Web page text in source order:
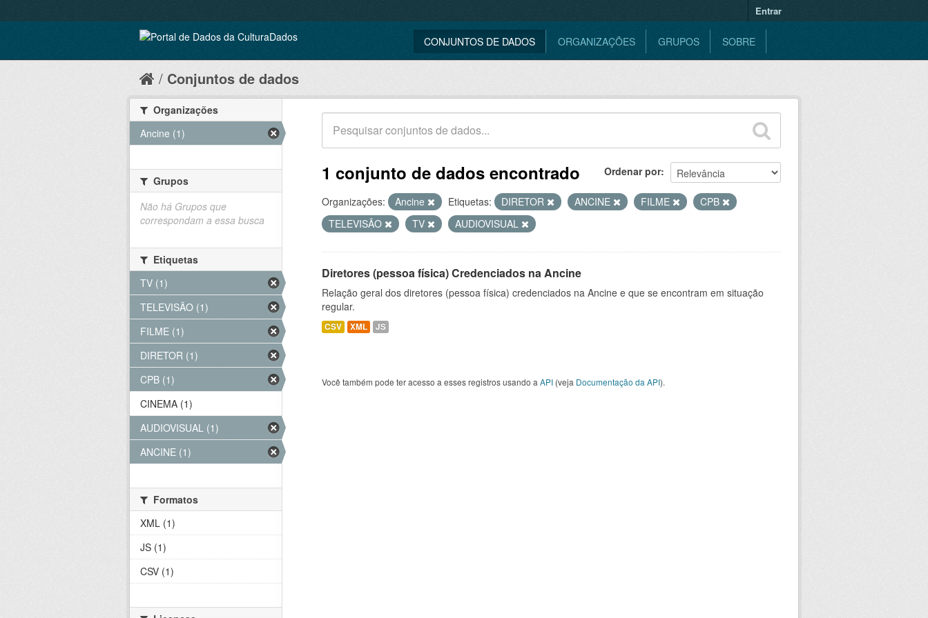
Entrar
CONJUNTOS DE DADOS ORGANIZAÇÕES GRUPOS SOBRE
Conjuntos de dados
Ordenar por
1 conjunto de dados encontrado
Organizações: Ancine Etiquetas: DIRETOR ANCINE FILME
CPB
TELEVISÃO
TV AUDIOVISUAL
Diretores (pessoa física) Credenciados na Ancine
Relação geral dos diretores (pessoa física) credenciados na Ancine e que se encontram em situação
regular.
CSV XML JS
Você também pode ter acesso a esses registros usando a API (veja Documentação da API).
Organizações
Ancine (1)
Grupos
Não há Grupos que
correspondam a essa busca
Etiquetas
TV (1)
TELEVISÃO (1)
FILME (1)
DIRETOR (1)
CPB (1)
CINEMA (1)
AUDIOVISUAL (1)
ANCINE (1)
Formatos
XML (1)
JS (1)
CSV (1)